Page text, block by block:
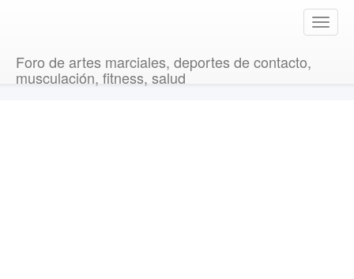
T
o
Foro de artes marciales, deportes de contacto,
musculación, fitness, salud